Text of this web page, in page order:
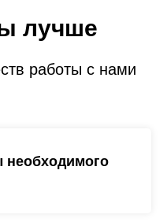
лучше
работы с нами
необходимого